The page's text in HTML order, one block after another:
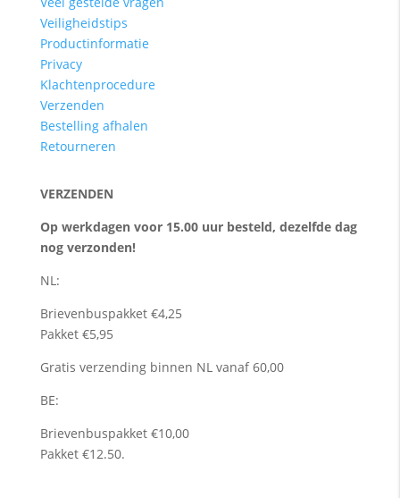
Veiligheidstips
Productinformatie
Privacy
Klachtenprocedure
Verzenden
Bestelling afhalen
Retourneren
VERZENDEN
Op werkdagen voor 15.00 uur besteld, dezelfde dag
nog verzonden!
NL:
Brievenbuspakket €4,25
Pakket €5,95
Gratis verzending binnen NL vanaf 60,00
BE:
Brievenbuspakket €10,00
Pakket €12.50.